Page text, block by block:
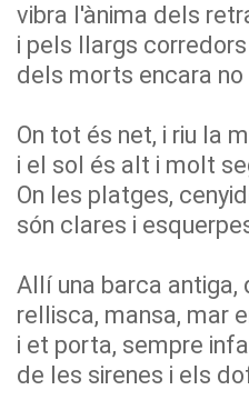
vibra l'ànima dels
i pels llargs
dels morts encara
On tot és net, i riu la
i el sol és alt i molt
On les platges,
són clares i
Allí una barca antiga,
rellisca, mansa, mar
i et porta, sempre
de les sirenes i els